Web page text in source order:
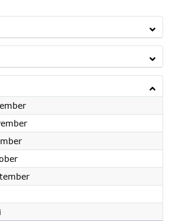
2024
2024
2024
2024
2024